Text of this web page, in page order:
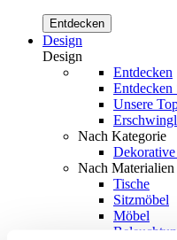
Entdecken
Design
Design
Entdecken
Entdecken
Unsere
Nach Kategorie
Nach Materialien
Tische
Sitzmöbel
Möbel